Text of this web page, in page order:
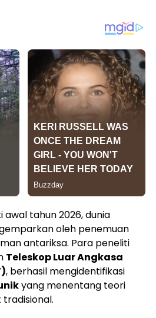
awal tahun 2026, dunia
oleh penemuan
antariksa. Para peneliti
Teleskop Luar Angkasa
, berhasil mengidentifikasi
yang menentang teori